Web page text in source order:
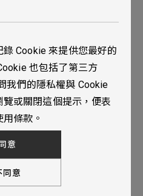
2號九樓
策
Designed by
Cookie 來提供您最好的
也包括了第三方
我們的隱私權與 Cookie
或關閉這個提示，便表
條款。
同意
同意